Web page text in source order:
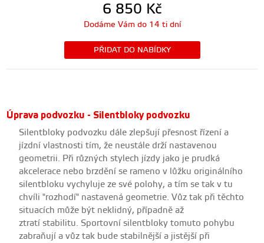
6 850 Kč
Dodáme Vám do 14 ti dní
PŘIDAT DO NABÍDKY
Úprava podvozku - Silentbloky podvozku
Silentbloky podvozku dále zlepšují přesnost řízení a
jízdní vlastnosti tím, že neustále drží nastavenou
geometrii. Při různých stylech jízdy jako je prudká
akcelerace nebo brzdění se rameno v lůžku originálního
silentbloku vychyluje ze své polohy, a tím se tak v tu
chvíli "rozhodí" nastavená geometrie. Vůz tak při těchto
situacích může být neklidný, případně až
ztratí stabilitu. Sportovní silentbloky tomuto pohybu
zabraňují a vůz tak bude stabilnější a jistější při